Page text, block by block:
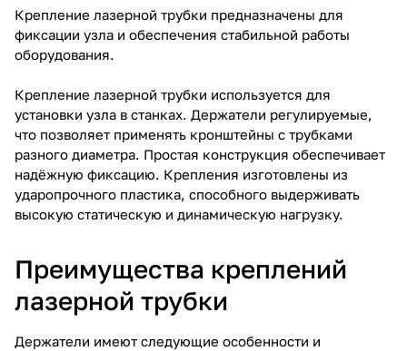
Крепление лазерной трубки предназначены для
фиксации узла и обеспечения стабильной работы
оборудования.
Крепление лазерной трубки используется для
установки узла в станках. Держатели регулируемые,
что позволяет применять кронштейны с трубками
разного диаметра. Простая конструкция обеспечивает
надёжную фиксацию. Крепления изготовлены из
ударопрочного пластика, способного выдерживать
высокую статическую и динамическую нагрузку.
Преимущества креплений
лазерной трубки
Держатели имеют следующие особенности и